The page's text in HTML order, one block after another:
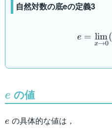
自然対数の底eの定義3
e =
x→0
lim(
e
e の値
e
e の具体的な値は，